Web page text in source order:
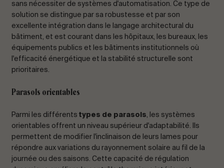
sans nécessiter de systèmes d'automatisation. Ce type de
solution se distingue par sa robustesse et par son
excellente intégration dans le langage architectural du
bâtiment, et est courant dans les hôpitaux, les bureaux, les
équipements publics et les bâtiments institutionnels où
l'efficacité énergétique et la stabilité structurelle sont
prioritaires.
Parasols orientables
Parmi les différents types de parasols, les systèmes
orientables offrent un niveau supérieur d'adaptabilité. Ils
permettent de modifier l'inclinaison de leurs lames pour
répondre aux variations du rayonnement solaire au fil de la
journée ou des saisons. Cette capacité de régulation